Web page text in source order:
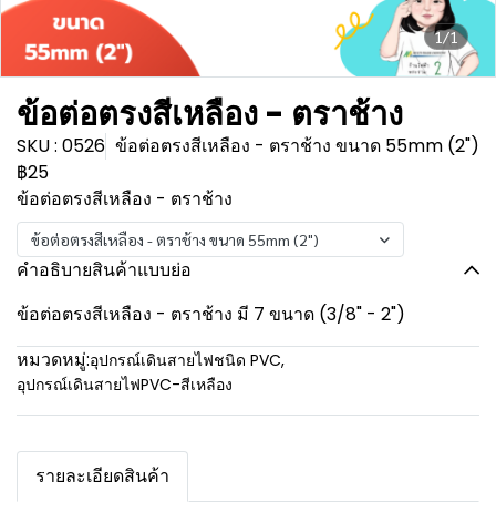
1/1
ข้อต่อตรงสีเหลือง - ตราช้าง
SKU : 0526 ข้อต่อตรงสีเหลือง - ตราช้าง ขนาด 55mm (2")
฿25
ข้อต่อตรงสีเหลือง - ตราช้าง
ข้อต่อตรงสีเหลือง - ตราช้าง ขนาด 55mm (2")
คำอธิบายสินค้าแบบย่อ
ข้อต่อตรงสีเหลือง - ตราช้าง มี 7 ขนาด (3/8" - 2")
หมวดหมู่:อุปกรณ์เดินสายไฟชนิด PVC,
อุปกรณ์เดินสายไฟPVC-สีเหลือง
รายละเอียดสินค้า